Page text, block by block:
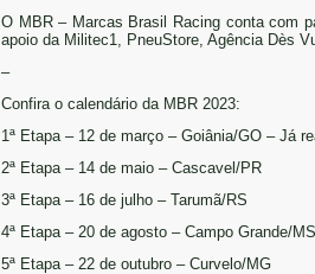
O MBR – Marcas Brasil Racing conta com
apoio da Militec1, PneuStore, Agência Dès
–
Confira o calendário da MBR 2023:
1ª Etapa – 12 de março – Goiânia/GO – Já
2ª Etapa – 14 de maio – Cascavel/PR
3ª Etapa – 16 de julho – Tarumã/RS
4ª Etapa – 20 de agosto – Campo Grande/MS
5ª Etapa – 22 de outubro – Curvelo/MG